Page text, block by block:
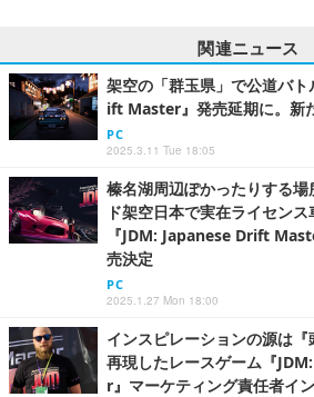
関連ニュース
架空の「群玉県」で公道バ
ift Master』発売延期に。新
PC
2025.3.11 Tue 18:05
榛名湖周辺ぽかったりする
ド架空日本で実在ライセン
『JDM: Japanese Drift
売決定
PC
2025.1.27 Mon 18:00
インスピレーションの源は
再現したレースゲーム『
r』マーケティング責任者イ